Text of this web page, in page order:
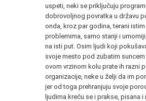
uspeti, neki se priključuju
dobrovoljnog povratka u državu
onda, kroz par godina, terani istim
problemima, samo stariji i
na isti put. Osim ljudi koji
svoje mesto pod zubatim suncem
ovom vrzinom kolu prate ih razni
organizacije, neke u želji da im
jer od toga prehranjuju svoje
ljudima kreću se i prakse, pisana i